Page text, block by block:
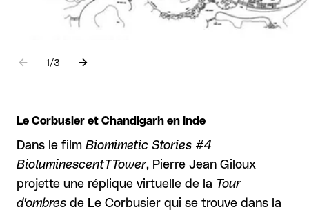
Aller à l'élément précédent
1sur
/3
Le Corbusier et Chandigarh en Inde
Dans le film Biomimetic Stories #4
BioluminescentTTower, Pierre Jean Giloux
projette une réplique virtuelle de la Tour
d'ombres de Le Corbusier qui se trouve dans la